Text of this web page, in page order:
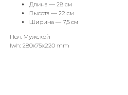
Длина — 28 см
Высота — 22 см
Ширина — 7,5 см
Пол: Мужской
lwh: 280x75x220 mm